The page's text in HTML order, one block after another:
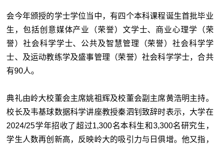
会今年颁授的学士学位当中，有四个本科课程诞生首批毕业
生，包括创意媒体产业（荣誉）文学士、商业心理学（荣
誉）社会科学学士、公共及智慧管理（荣誉）社会科学学
士、及运动教练学及盛事管理（荣誉）社会科学学士，合共
有90人。
典礼由岭大校董会主席姚祖辉及校董会副主席黄浩明主持。
校长及韦基球数据科学讲座教授秦泗钊致辞时表示，大学在
2024/25学年招收了超过1,300名本科生和3,300名研究生，
学生人数再创新高，反映岭大的吸引力与日俱增。他又指，